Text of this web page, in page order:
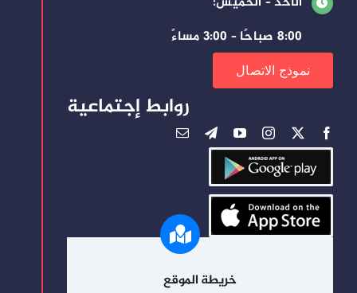
8:00 صباحًا – 3:00 مساءً
نموذج الاتصال
روابط إجتماعية
خريطة الموقع